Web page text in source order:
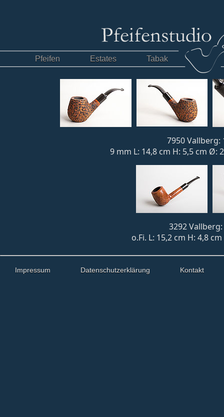
Pfeifen Estates Tabak
7950 Vallberg:
9 mm L: 14,8 cm H: 5,5 cm Ø:
3292 Vallberg:
o.Fi. L: 15,2 cm H: 4,8
Impressum Datenschutzerklärung Kontakt